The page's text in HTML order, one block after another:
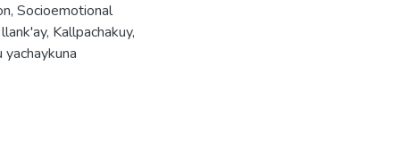
, Socioemotional
, Kallpachakuy,
yachaykuna